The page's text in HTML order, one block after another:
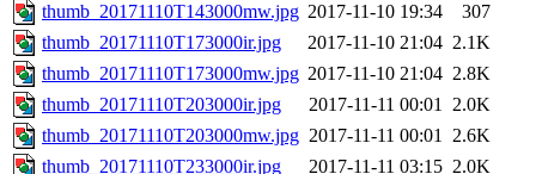
thumb_20171110T143000mw.jpg 2017-11-10 19:34
307
thumb_20171110T173000ir.jpg
2017-11-10 21:04 2.1K
thumb_20171110T173000mw.jpg 2017-11-10 21:04 2.8K
thumb_20171110T203000ir.jpg
2017-11-11 00:01 2.0K
thumb_20171110T203000mw.jpg 2017-11-11 00:01 2.6K
thumb_20171110T233000ir.jpg
2017-11-11 03:15 2.0K